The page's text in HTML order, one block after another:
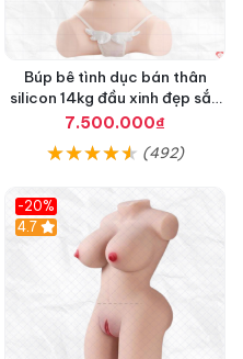
Búp bê tình dục bán thân
silicon 14kg đầu xinh đẹp sắc
nét hấp dẫn
7.500.000₫
(492)
-20%
4.7